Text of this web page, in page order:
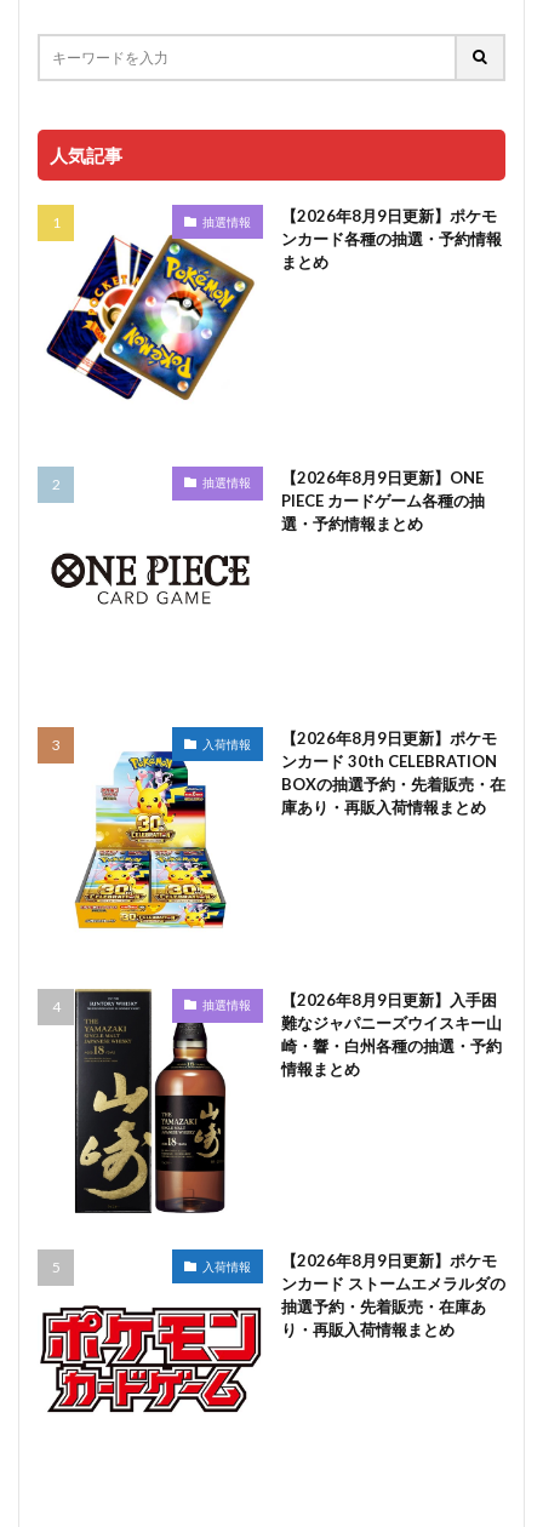
人気記事
抽選情報
【2026年8月9日更新】ポケモ
ンカード各種の抽選・予約情報
まとめ
抽選情報
【2026年8月9日更新】ONE
PIECE カードゲーム各種の抽
選・予約情報まとめ
入荷情報
【2026年8月9日更新】ポケモ
ンカード 30th CELEBRATION
BOXの抽選予約・先着販売・在
庫あり・再販入荷情報まとめ
抽選情報
【2026年8月9日更新】入手困
難なジャパニーズウイスキー山
崎・響・白州各種の抽選・予約
情報まとめ
入荷情報
【2026年8月9日更新】ポケモ
ンカード ストームエメラルダの
抽選予約・先着販売・在庫あ
り・再販入荷情報まとめ